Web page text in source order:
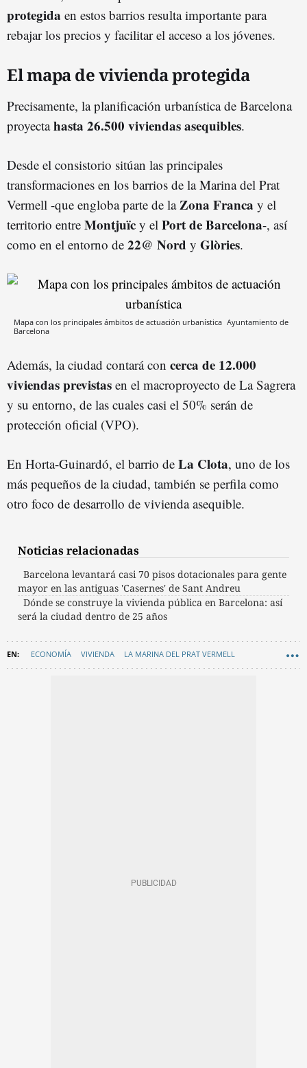
protegida en estos barrios resulta importante para
rebajar los precios y facilitar el acceso a los jóvenes.
El mapa de vivienda protegida
Precisamente, la planificación urbanística de Barcelona
proyectahasta 26.500 viviendas asequibles.
Desde el consistorio sitúan las principales
transformaciones en los barrios de la Marina del Prat
Vermell -que engloba parte de laZona Franca y el
territorio entre Montjuïc y el Port de Barcelona-, así
como en el entorno de 22@ Nord y Glòries.
Mapa con los principales ámbitos de actuación urbanística Ayuntamiento de
Barcelona
Además, la ciudad contará con cerca de 12.000
viviendas previstas en el macroproyecto de La Sagrera
y su entorno, de las cuales casi el 50% serán de
protección oficial (VPO).
En Horta-Guinardó, el barrio de La Clota, uno de los
más pequeños de la ciudad, también se perfila como
otro foco de desarrollo de vivienda asequible.
Noticias relacionadas
Barcelona levantará casi 70 pisos dotacionales para gente
mayor en las antiguas 'Casernes' de Sant Andreu
Dónde se construye la vivienda pública en Barcelona: así
será la ciudad dentro de 25 años
ECONOMÍA VIVIENDA LA MARINA DEL PRAT VERMELL